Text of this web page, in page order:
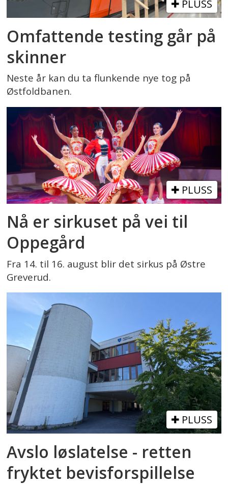
PLUSS
Omfattende testing går på
skinner
Neste år kan du ta flunkende nye tog på
Østfoldbanen.
PLUSS
Nå er sirkuset på vei til
Oppegård
Fra 14. til 16. august blir det sirkus på Østre
Greverud.
PLUSS
Avslo løslatelse - retten
fryktet bevisforspillelse